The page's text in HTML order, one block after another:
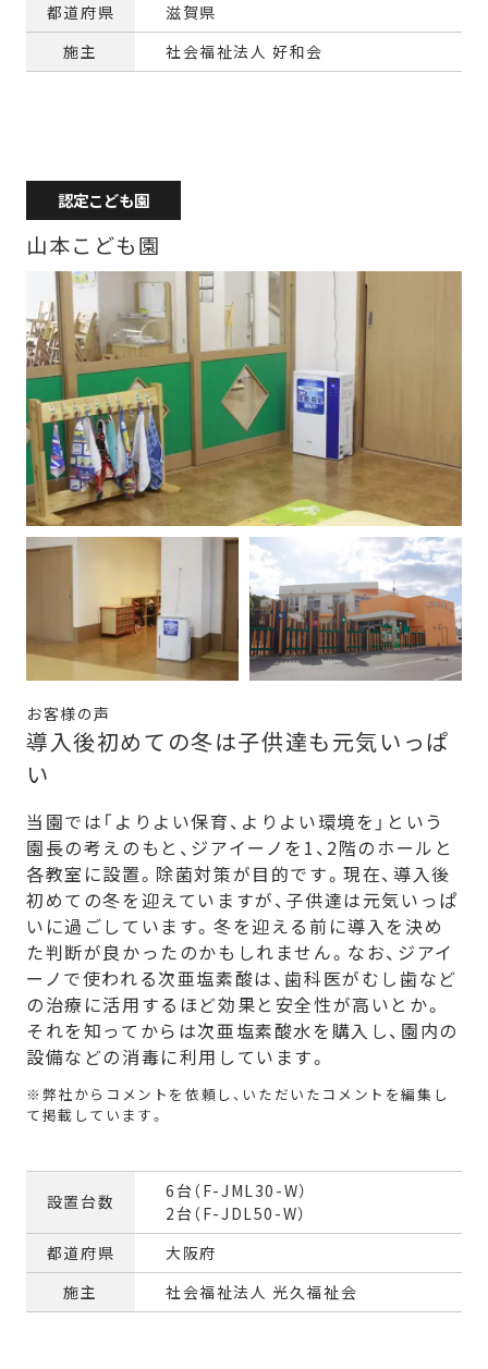
都道府県
滋賀県
施主
社会福祉法人 好和会
認定こども園
山本こども園
お客様の声
導入後初めての冬は子供達も元気いっぱ
い
当園では「よりよい保育、よりよい環境を」という
園長の考えのもと、ジアイーノを1、2階のホールと
各教室に設置。除菌対策が目的です。現在、導入後
初めての冬を迎えていますが、子供達は元気いっぱ
いに過ごしています。冬を迎える前に導入を決め
た判断が良かったのかもしれません。なお、ジアイ
ーノで使われる次亜塩素酸は、歯科医がむし歯など
の治療に活用するほど効果と安全性が高いとか。
それを知ってからは次亜塩素酸水を購入し、園内の
設備などの消毒に利用しています。
設置台数
6台（F-JML30-W）
2台（F-JDL50-W）
都道府県
大阪府
施主
社会福祉法人 光久福祉会